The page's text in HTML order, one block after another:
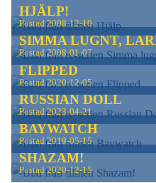
HJÄLP!
Postad2008-12-10
SIMMA LUGNT,
Postad2008-01-07
FLIPPED
Postad2020-12-05
RUSSIAN DOLL
Postad2023-04-21
BAYWATCH
Postad2019-05-15
SHAZAM!
Postad2020-12-15